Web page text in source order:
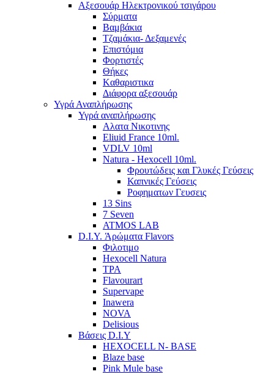
Αξεσουάρ Ηλεκτρονικού τσιγάρου
Σύρματα
Βαμβάκια
Τζαμάκια- Δεξαμενές
Επιστόμια
Φορτιστές
Θήκες
Kαθαριστικα
Διάφορα αξεσουάρ
Υγρά Αναπλήρωσης
Υγρά αναπλήρωσης
Aλατα Νικοτινης
Eliuid France 10ml.
VDLV 10ml
Natura - Hexocell 10ml.
Φρουτώδεις και Γλυκές Γεύσεις
Καπνικές Γεύσεις
Ροφηματων Γευσεις
13 Sins
7 Seven
ATMOS LAB
D.I.Y. Άρώματα Flavors
Φιλοτιμο
Hexocell Natura
TPA
Flavourart
Supervape
Inawera
ΝOVA
Delisious
Βάσεις D.I.Y
HEXOCELL N- BASE
Blaze base
Pink Mule base